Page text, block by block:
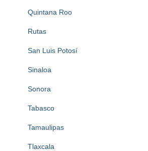
Quintana Roo
Rutas
San Luis Potosí
Sinaloa
Sonora
Tabasco
Tamaulipas
Tlaxcala